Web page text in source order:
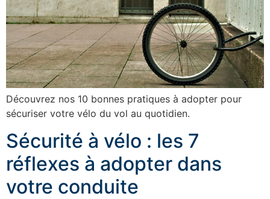
Découvrez nos 10 bonnes pratiques à adopter pour
sécuriser votre vélo du vol au quotidien.
Sécurité à vélo : les 7
réflexes à adopter dans
votre conduite